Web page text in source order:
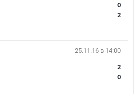
0
2
25.11.16 в 14:00
2
0